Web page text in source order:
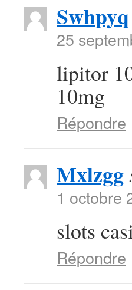
Swhpyq
25
lipitor
10mg
Répondre
Mxlzgg
1 octobre
slots
Répondre